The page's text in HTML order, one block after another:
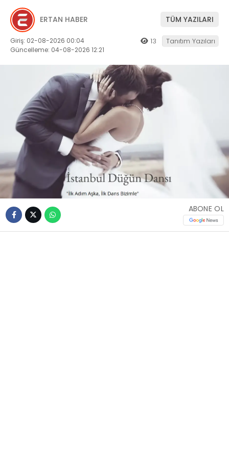
ERTAN HABER TÜM YAZILARI
Giriş: 02-08-2026 00:04
Güncelleme: 04-08-2026 12:21
13 Tanıtım Yazıları
ABONE OL